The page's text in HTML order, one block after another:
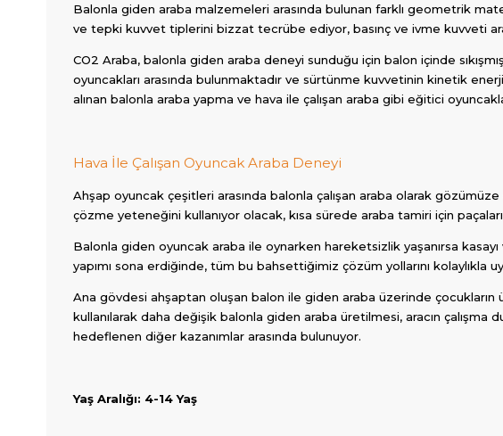
Balonla giden araba malzemeleri arasında bulunan farklı geometrik
ve tepki kuvvet tiplerini bizzat tecrübe ediyor, basınç ve ivme kuvveti
CO2 Araba, balonla giden araba deneyi sunduğu için balon içinde
oyuncakları arasında bulunmaktadır ve sürtünme kuvvetinin kinetik
alınan balonla araba yapma ve hava ile çalışan araba gibi eğitici
Hava İle Çalışan Oyuncak Araba Deneyi
Ahşap oyuncak çeşitleri arasında balonla çalışan araba olarak
çözme yeteneğini kullanıyor olacak, kısa sürede araba tamiri için paçaları
Balonla giden oyuncak araba ile oynarken hareketsizlik yaşanırsa
yapımı sona erdiğinde, tüm bu bahsettiğimiz çözüm yollarını kolaylıkla
Ana gövdesi ahşaptan oluşan balon ile giden araba üzerinde
kullanılarak daha değişik balonla giden araba üretilmesi, aracın çalışma
hedeflenen diğer kazanımlar arasında bulunuyor.
Yaş Aralığı: 4-14 Yaş